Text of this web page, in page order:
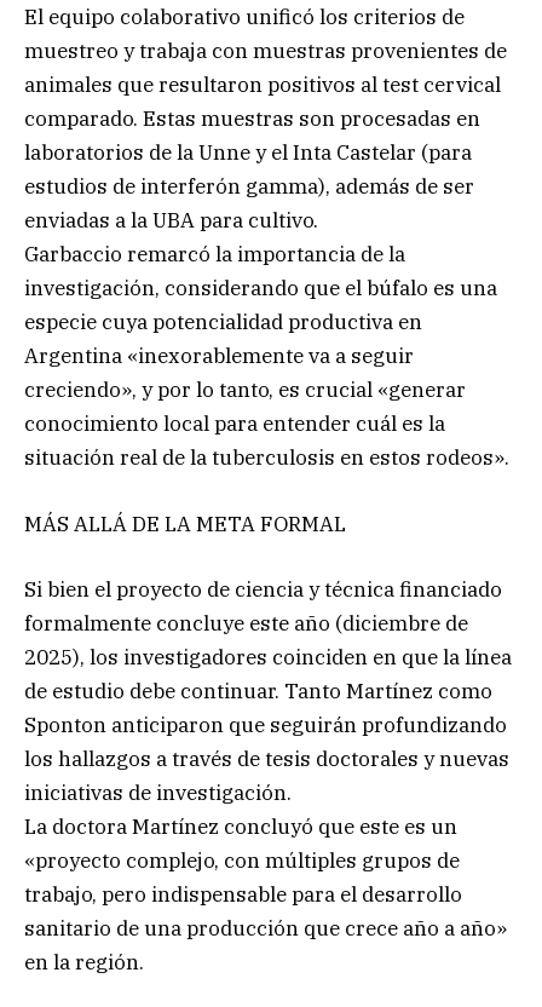
El equipo colaborativo unificó los criterios de
muestreo y trabaja con muestras provenientes de
animales que resultaron positivos al test cervical
comparado. Estas muestras son procesadas en
laboratorios de la Unne y el Inta Castelar (para
estudios de interferón gamma), además de ser
enviadas a la UBA para cultivo.
Garbaccio remarcó la importancia de la
investigación, considerando que el búfalo es una
especie cuya potencialidad productiva en
Argentina «inexorablemente va a seguir
creciendo», y por lo tanto, es crucial «generar
conocimiento local para entender cuál es la
situación real de la tuberculosis en estos rodeos».
MÁS ALLÁ DE LA META FORMAL
Si bien el proyecto de ciencia y técnica financiado
formalmente concluye este año (diciembre de
2025), los investigadores coinciden en que la línea
de estudio debe continuar. Tanto Martínez como
Sponton anticiparon que seguirán profundizando
los hallazgos a través de tesis doctorales y nuevas
iniciativas de investigación.
La doctora Martínez concluyó que este es un
«proyecto complejo, con múltiples grupos de
trabajo, pero indispensable para el desarrollo
sanitario de una producción que crece año a año»
en la región.